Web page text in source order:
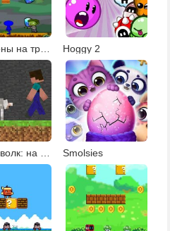
Стикмены на троих Hoggy 2
Smolsies